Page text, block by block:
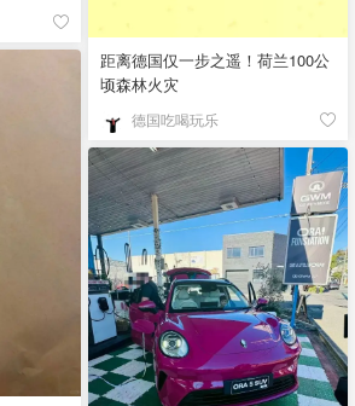
距离德国仅一步之遥！荷兰100公
顷森林火灾
德国吃喝玩乐